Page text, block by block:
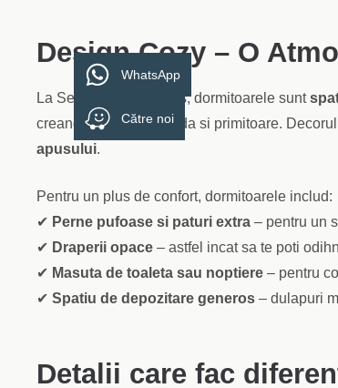
Design Cozy – O
La Serenity Apartments, dormitoarele sunt
creand o ambianta calda si primitoare.
apusului.
Pentru un plus de confort, dormitoarele includ:
✔ Perne pufoase si paturi extra – pentru un
✔ Draperii opace – astfel incat sa te poti
✔ Masuta de toaleta sau noptiere – pentru
✔ Spatiu de depozitare generos – dulapuri
Detalii care fac
WhatsApp
Către noi